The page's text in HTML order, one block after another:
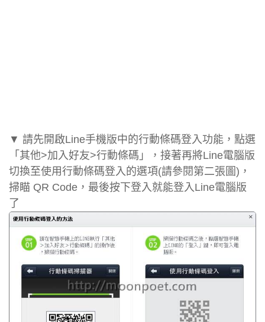
▼ 請先開啟Line手機版中的行動條碼登入功能，點選
「其他>加入好友>行動條碼」，接著再將Line電腦版
切換至使用行動條碼登入的選項(請參閱第二張圖)，
掃瞄 QR Code，最後按下登入就能登入Line電腦版
了